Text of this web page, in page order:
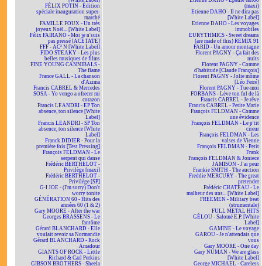
FÉLIX POTIN - Édition
spéciale inauguration super-
marché
FAMILLE FOUX - Un très
joyeux Noël... [White Label]
Félix FAIRANO - Moi je n'suis
pas pressé [ACÉTATE]
FFF - AC² N [White Label]
FIDO STEAKY - Les plus
belles musiques de films
FINE YOUNG CANNIBALS -
The flame
France GALL - La chanson
d'Azima
Francis CABREL & Mercedes
SOSA - Yo vengo a ofrecer mi
corazon
Francis LEANDRI - EP Ton
absence, ton silence [White
Label]
Francis LEANDRI - SP Ton
absence, ton silence [White
Label]
Franck DIDIER - Pour la
première fois [Test Pressing]
François FELDMAN - Le
serpent qui danse
Frédéric BERTHELOT -
Privilège [maxi]
Frédéric BERTHELOT -
Privilège [SP]
G-I JOE - (I'm sorry) Don't
worry tonite
GÉNÉRATION 60 - Hits des
années 60 (1 & 2)
Gary MOORE - After the war
Georges BRASSENS - Le
fantôme
Gérard BLANCHARD - Elle
voulait revoir sa Normandie
Gérard BLANCHARD - Rock
Amadour
GIANTS OF ROCK - Little
Richard & Carl Perkins
GIBSON BROTHERS - Sheela
(maxi)
Etienne DAHO - Il ne dira pas
[White Label]
Etienne DAHO - Les voyages
immobiles
EURYTHMICS - Sweet dreams
(are made of this) REMIX 91
FARID - Un amour montagne
Florent PAGNY - Ça fait des
nuits
Florent PAGNY - Comme
d'habitude [Claude François]
Florent PAGNY - Jolie môme
[Léo Ferré]
Florent PAGNY - Tue-moi
FORBANS - Lève ton ful de là
Francis CABREL - Je rêve
Francis CABREL - Petite Marie
François FELDMAN - Comme
une évidence
François FELDMAN - Le p'tit
cireur
François FELDMAN - Les
valses de Vienne
François FELDMAN - Petit
Frank
François FELDMAN & Joniece
JAMISON - J'ai peur
Frankie SMITH - The auction
Freddie MERCURY - The great
pretender
Frédéric CHATEAU - Le
malheur des uns... [White Label]
FREEMEN - Military beat
(strumentale)
FULL METAL HITS
GÉLOU - Salomé E.P. [White
Label]
GAMINE - Le voyage
GAROU - Je n'attendais que
vous
Gary MOORE - One day
Gary NUMAN - We are glass
[White Label]
George MICHAEL - Careless